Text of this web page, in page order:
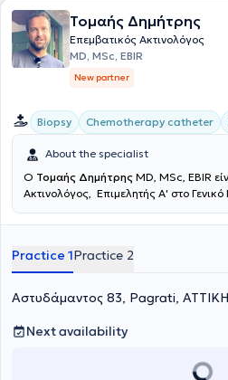
Τομαής Δημήτρης
Επεμβατικός Ακτινολόγος
MD, MSc, EBIR
New partner
Biopsy Chemotherapy catheter
About the specialist
Ο Τομαής Δημήτρης MD, MSc, EBIR
Ακτινολόγος, Επιμελητής Α' στο
και Καποδιστριακού Πανεπιστημίου
παρακολουθεί ασθενείς στην
General Hospital. Το 2013 μετέβη στο
την διάρκεια της ειδικότητας του
Ακτινολογία στον Guy's and St
London, ενώ έλαβε τίτλο στην
Νοσοκομείο Αθηνών "Ευαγγελισμός"
Ακτινολογίας με κατεύθυνση την
Practice 1Practice 2
Αστυδάμαντος 83, Pagrati, ΑΤΤΙΚΗ
Next availability